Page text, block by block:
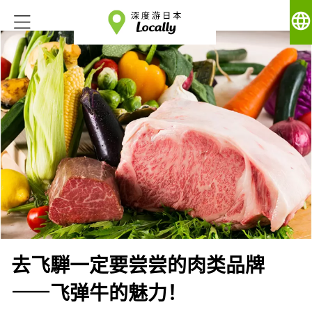
language
去飞騨一定要尝尝的肉类品牌
——飞弹牛的魅力！